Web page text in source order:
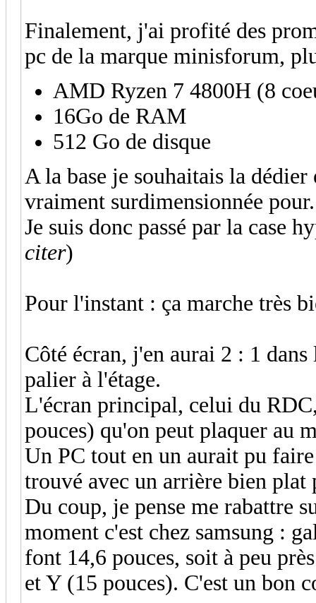
Finalement, j'ai profité des
pc de la marque minisforum,
AMD Ryzen 7 4800H (8
16Go de RAM
512 Go de disque
A la base je souhaitais la
vraiment surdimensionnée
Je suis donc passé par la case
citer)
Pour l'instant : ça marche très
Côté écran, j'en aurai 2 : 1
palier à l'étage.
L'écran principal, celui du
pouces) qu'on peut plaquer au
Un PC tout en un aurait pu
trouvé avec un arrière bien
Du coup, je pense me rabattre
moment c'est chez samsung :
font 14,6 pouces, soit à peu
et Y (15 pouces). C'est un bon